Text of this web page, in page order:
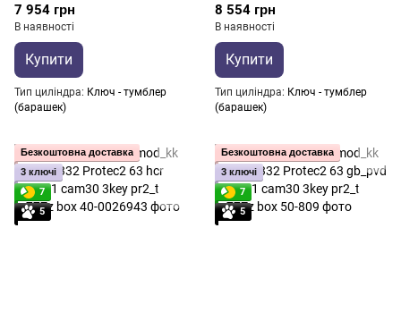
7 954 грн
В наявності
Купити
Тип циліндра
Ключ - тумблер
(барашек)
8 554 грн
В наявності
Купити
Тип циліндра
Ключ - тумблер
(барашек)
Безкоштовна доставка
3 ключі
7
5
Безкоштовна доставка
3 ключі
7
5